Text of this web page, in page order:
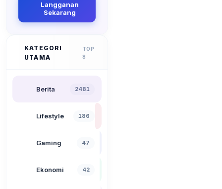
Langganan
Sekarang
KATEGORI
UTAMA
TOP
8
Berita 2481
Lifestyle 186
Gaming 47
Ekonomi 42